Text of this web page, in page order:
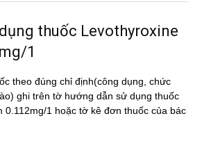
thuốc Levothyroxine
1
theo đúng chỉ định(công dụng, chức
ghi trên tờ hướng dẫn sử dụng thuốc
0.112mg/1 hoặc tờ kê đơn thuốc của bác